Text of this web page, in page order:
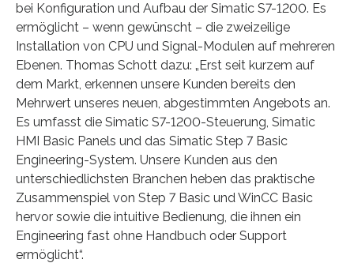
bei Konfiguration und Aufbau der Simatic S7-1200. Es
ermöglicht – wenn gewünscht – die zweizeilige
Installation von CPU und Signal-Modulen auf mehreren
Ebenen. Thomas Schott dazu: „Erst seit kurzem auf
dem Markt, erkennen unsere Kunden bereits den
Mehrwert unseres neuen, abgestimmten Angebots an.
Es umfasst die Simatic S7-1200-Steuerung, Simatic
HMI Basic Panels und das Simatic Step 7 Basic
Engineering-System. Unsere Kunden aus den
unterschiedlichsten Branchen heben das praktische
Zusammenspiel von Step 7 Basic und WinCC Basic
hervor sowie die intuitive Bedienung, die ihnen ein
Engineering fast ohne Handbuch oder Support
ermöglicht“.